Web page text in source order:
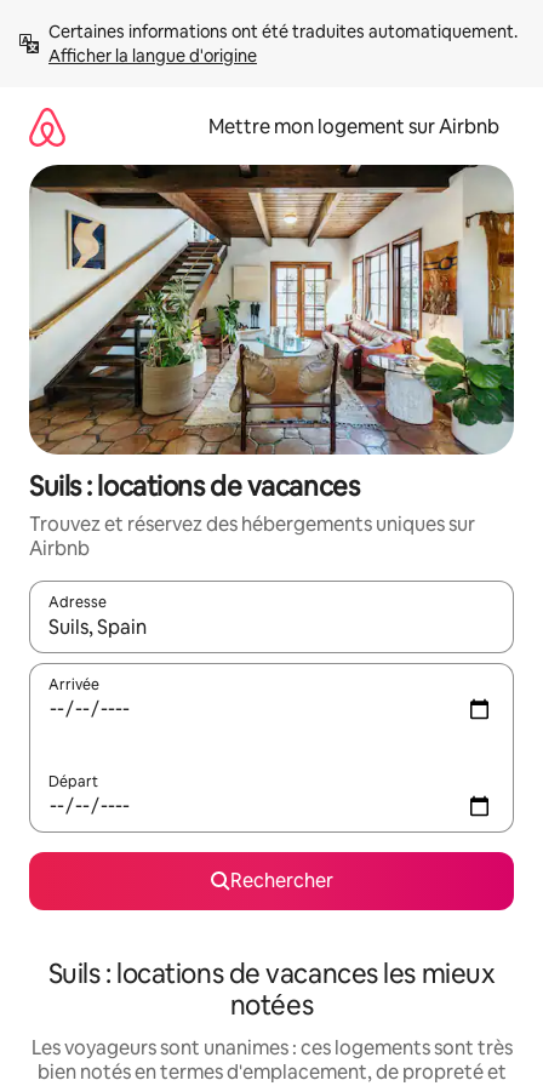
directement
Afficher la langue d'origine
Mettre mon logement sur Airbnb
Suils : locations de vacances
Trouvez et réservez des hébergements uniques sur
Airbnb
Adresse
Lorsque les résultats s'affichent, utilisez les flèches vers le
Arrivée
Départ
Rechercher
Suils : locations de vacances les mieux
notées
Les voyageurs sont unanimes : ces logements sont très
bien notés en termes d'emplacement, de propreté et